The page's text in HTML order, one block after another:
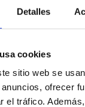
Detalles
cookies
sitio web se
ofrecer
el tráfico.
tanto éxito tuvo
restauradores